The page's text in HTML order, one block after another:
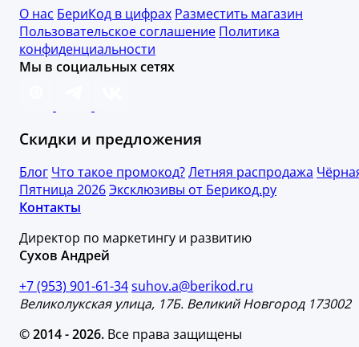
О нас БериКод в цифрах Разместить магазин
Пользовательское соглашение Политика
конфиденциальности
Мы в социальных сетях
Скидки и предложения
Блог Что такое промокод?Летняя распродажа
Пятница 2026Эксклюзивы от Берикод.ру
Контакты
Директор по маркетингу и развитию
Сухов Андрей
+7 (953) 901-61-34suhov.a@berikod.ru
Великолукская улица, 17Б. Великий Новгород 173002
© 2014 - 2026. Все права защищены